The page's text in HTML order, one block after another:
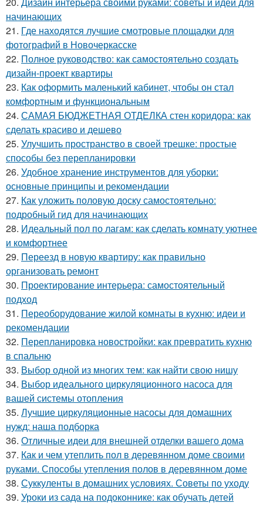
начинающих
21. Где находятся лучшие смотровые площадки для
фотографий в Новочеркасске
22. Полное руководство: как самостоятельно создать
дизайн-проект квартиры
23. Как оформить маленький кабинет, чтобы он стал
комфортным и функциональным
24. САМАЯ БЮДЖЕТНАЯ ОТДЕЛКА стен коридора: как
сделать красиво и дешево
25. Улучшить пространство в своей трешке: простые
способы без перепланировки
26. Удобное хранение инструментов для уборки:
основные принципы и рекомендации
27. Как уложить половую доску самостоятельно:
подробный гид для начинающих
28. Идеальный пол по лагам: как сделать комнату уютнее
и комфортнее
29. Переезд в новую квартиру: как правильно
организовать ремонт
30. Проектирование интерьера: самостоятельный
подход
31. Переоборудование жилой комнаты в кухню: идеи и
рекомендации
32. Перепланировка новостройки: как превратить кухню
в спальню
33. Выбор одной из многих тем: как найти свою нишу
34. Выбор идеального циркуляционного насоса для
вашей системы отопления
35. Лучшие циркуляционные насосы для домашних
нужд: наша подборка
36. Отличные идеи для внешней отделки вашего дома
37. Как и чем утеплить пол в деревянном доме своими
руками. Способы утепления полов в деревянном доме
38. Суккуленты в домашних условиях. Советы по уходу
39. Уроки из сада на подоконнике: как обучать детей